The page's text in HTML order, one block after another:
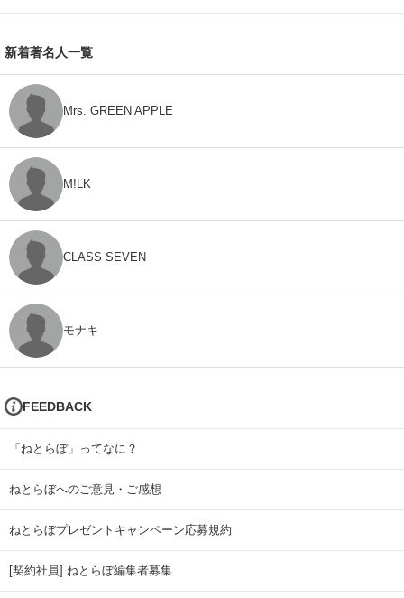
新着著名人一覧
Mrs. GREEN APPLE
M!LK
CLASS SEVEN
モナキ
FEEDBACK
「ねとらぼ」ってなに？
ねとらぼへのご意見・ご感想
ねとらぼプレゼントキャンペーン応募規約
[契約社員] ねとらぼ編集者募集